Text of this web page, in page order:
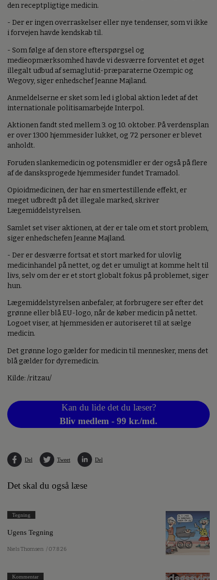
den receptpligtige medicin.
- Der er ingen overraskelser eller nye tendenser, som vi ikke
i forvejen havde kendskab til.
- Som følge af den store efterspørgsel og
medieopmærksomhed havde vi desværre forventet et øget
illegalt udbud af semaglutid-præparaterne Ozempic og
Wegovy, siger enhedschef Jeanne Majland.
Anmeldelserne er sket som led i global aktion ledet af det
internationale politisamarbejde Interpol.
Aktionen fandt sted mellem 3. og 10. oktober. På verdensplan
er over 1300 hjemmesider lukket, og 72 personer er blevet
anholdt.
Foruden slankemedicin og potensmidler er der også på flere
af de dansksprogede hjemmesider fundet Tramadol.
Opioidmedicinen, der har en smertestillende effekt, er
meget udbredt på det illegale marked, skriver
Lægemiddelstyrelsen.
Samlet set viser aktionen, at der er tale om et stort problem,
siger enhedschefen Jeanne Majland.
- Der er desværre fortsat et stort marked for ulovlig
medicinhandel på nettet, og det er umuligt at komme helt til
livs, selv om der er et stort globalt fokus på problemet, siger
hun.
Lægemiddelstyrelsen anbefaler, at forbrugere ser efter det
grønne eller blå EU-logo, når de køber medicin på nettet.
Logoet viser, at hjemmesiden er autoriseret til at sælge
medicin.
Det grønne logo gælder for medicin til mennesker, mens det
blå gælder for dyremedicin.
Kilde: /ritzau/
Kan du lide det du læser?
Bliv medlem - 99 kr./md.
Del Tweet Del
Det skal du også læse
Tegning
Ugens Tegning
Niels Thomsen / 07.8.26
Kommentar